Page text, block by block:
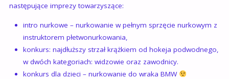
następujące imprezy towarzyszące:
intro nurkowe – nurkowanie w pełnym sprzęcie nurkowym z
instruktorem płetwonurkowania,
konkurs: najdłuższy strzał krążkiem od hokeja podwodnego,
w dwóch kategoriach: widzowie oraz zawodnicy.
konkurs dla dzieci – nurkowanie do wraka BMW